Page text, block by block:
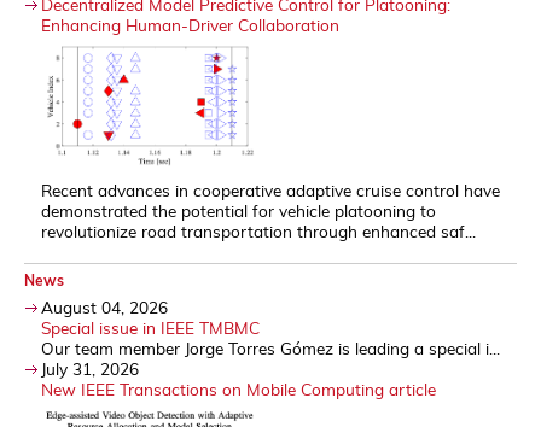
Decentralized Model Predictive Control for Platooning:
Enhancing Human-Driver Collaboration
Recent advances in cooperative adaptive cruise control have
demonstrated the potential for vehicle platooning to
revolutionize road transportation through enhanced saf...
News
August 04, 2026
Special issue in IEEE TMBMC
Our team member Jorge Torres Gómez is leading a special i...
July 31, 2026
New IEEE Transactions on Mobile Computing article